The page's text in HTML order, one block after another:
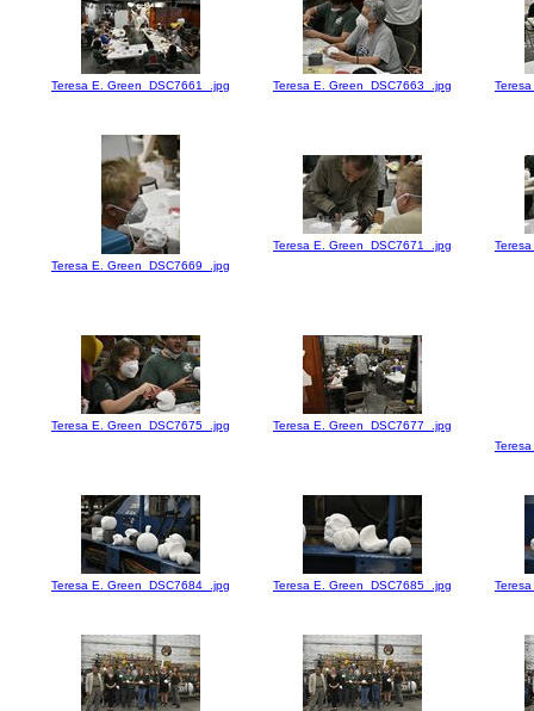
Teresa E. Green_DSC7661_.jpg Teresa E. Green_DSC7663_.jpg
Teresa E. Green_DSC7669_.jpg
Teresa E. Green_DSC7671_.jpg
Teresa E. Green_DSC7675_.jpg
Teresa E. Green_DSC7677_.jpg
Teresa E. Green_DSC7684_.jpg Teresa E. Green_DSC7685_.jpg